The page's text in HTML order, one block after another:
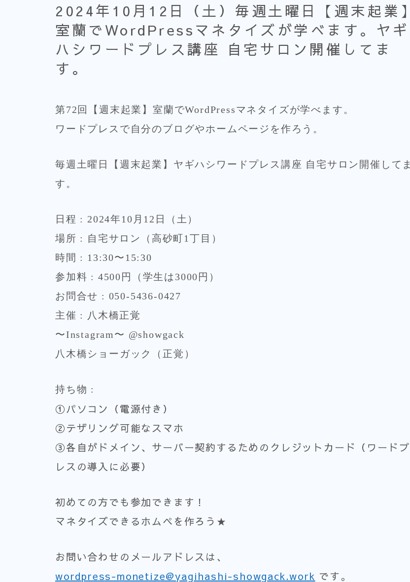
2024年10月12日（土）毎週土曜日【週末起業】
室蘭でWordPressマネタイズが学べます。ヤギ
ハシワードプレス講座 自宅サロン開催してま
す。
第72回【週末起業】室蘭でWordPressマネタイズが学べます。
ワードプレスで自分のブログやホームページを作ろう。
毎週土曜日【週末起業】ヤギハシワードプレス講座 自宅サロン開催してま
す。
日程 : 2024年10月12日（土）
場所 : 自宅サロン（高砂町1丁目）
時間 : 13:30〜15:30
参加料 : 4500円（学生は3000円）
お問合せ : 050-5436-0427
主催 : 八木橋正覚
〜Instagram〜 @showgack
八木橋ショーガック（正覚）
持ち物 :
①パソコン（電源付き）
②テザリング可能なスマホ
③各自がドメイン、サーバー契約するためのクレジットカード（ワードプ
レスの導入に必要）
初めての方でも参加できます！
マネタイズできるホムペを作ろう★
お問い合わせのメールアドレスは、
wordpress-monetize@yagihashi-showgack.work です。